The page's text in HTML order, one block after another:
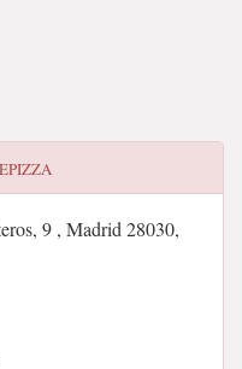
9 , Madrid 28030,